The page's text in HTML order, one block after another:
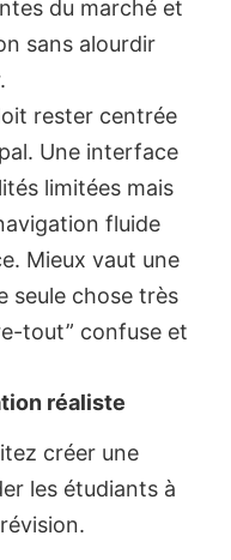
du marché et
sans alourdir
rester centrée
Une interface
limitées mais
fluide
Mieux vaut une
seule chose très
tout” confuse et
réaliste
créer une
les étudiants à